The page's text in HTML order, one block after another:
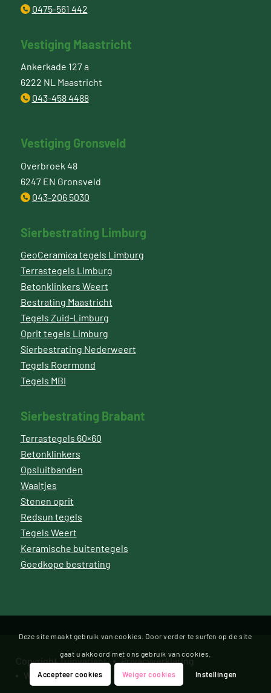
0475-561 442
Vestiging Maastricht
Ankerkade 127 a
6222 NL Maastricht
043-458 4488
Vestiging Gronsveld
Overbroek 48
6247 EN Gronsveld
043-206 5030
Sierbestrating Limburg
GeoCeramica tegels Limburg
Terrastegels Limburg
Betonklinkers Weert
Bestrating Maastricht
Tegels Zuid-Limburg
Oprit tegels Limburg
Sierbestrating Nederweert
Tegels Roermond
Tegels MBI
Sierbestrating Brabant
Terrastegels 60×60
Betonklinkers
Opsluitbanden
Waaltjes
Stenen oprit
Redsun tegels
Tegels Weert
Keramische buitentegels
Goedkope bestrating
Copyright Tuinvariant
Privacyverklaring
Website door Bonsai media
Deze site maakt gebruik van cookies. Door verder te surfen op de site
gaat u akkoord met ons gebruik van cookies.
Accepteer cookies Weiger cookies Instellingen